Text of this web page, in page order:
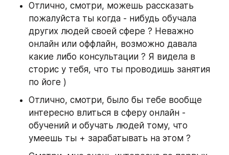
Отлично, смотри, можешь рассказать
пожалуйста ты когда - нибудь обучала
других людей своей сфере ? Неважно
онлайн или оффлайн, возможно давала
какие либо консультации ? Я видела в
сторис у тебя, что ты проводишь занятия
по йоге )
Отлично, смотри, было бы тебе вообще
интересно влиться в сферу онлайн -
обучений и обучать людей тому, что
умеешь ты + зарабатывать на этом ?